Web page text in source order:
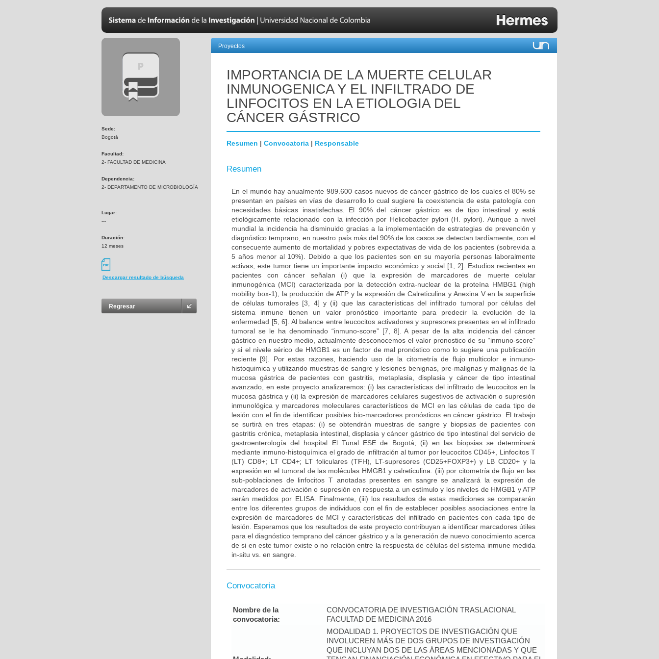
Sede:
Bogotá
Facultad:
2- FACULTAD DE MEDICINA
Dependencia:
2- DEPARTAMENTO DE MICROBIOLOGÍA
Lugar:
---
Duración:
12 meses
Descargar resultado de búsqueda
Regresar
Proyectos
IMPORTANCIA DE LA MUERTE CELULAR
INMUNOGENICA Y EL INFILTRADO DE
LINFOCITOS EN LA ETIOLOGIA DEL
CÁNCER GÁSTRICO
Resumen | Convocatoria | Responsable
Resumen
En el mundo hay anualmente 989.600 casos nuevos de cáncer gástrico de los cuales el 80% se
presentan en países en vías de desarrollo lo cual sugiere la coexistencia de esta patología con
necesidades básicas insatisfechas. El 90% del cáncer gástrico es de tipo intestinal y está
etiológicamente relacionado con la infección por Helicobacter pylori (H. pylori). Aunque a nivel
mundial la incidencia ha disminuido gracias a la implementación de estrategias de prevención y
diagnóstico temprano, en nuestro país más del 90% de los casos se detectan tardíamente, con el
consecuente aumento de mortalidad y pobres expectativas de vida de los pacientes (sobrevida a
5 años menor al 10%). Debido a que los pacientes son en su mayoría personas laboralmente
activas, este tumor tiene un importante impacto económico y social [1, 2]. Estudios recientes en
pacientes con cáncer señalan (i) que la expresión de marcadores de muerte celular
inmunogénica (MCI) caracterizada por la detección extra-nuclear de la proteína HMBG1 (high
mobility box-1), la producción de ATP y la expresión de Calreticulina y Anexina V en la superficie
de células tumorales [3, 4] y (ii) que las características del infiltrado tumoral por células del
sistema inmune tienen un valor pronóstico importante para predecir la evolución de la
enfermedad [5, 6]. Al balance entre leucocitos activadores y supresores presentes en el infiltrado
tumoral se le ha denominado “inmuno-score” [7, 8]. A pesar de la alta incidencia del cáncer
gástrico en nuestro medio, actualmente desconocemos el valor pronostico de su “inmuno-score”
y si el nivele sérico de HMGB1 es un factor de mal pronóstico como lo sugiere una publicación
reciente [9]. Por estas razones, haciendo uso de la citometría de flujo multicolor e inmuno-
histoquimica y utilizando muestras de sangre y lesiones benignas, pre-malignas y malignas de la
mucosa gástrica de pacientes con gastritis, metaplasia, displasia y cáncer de tipo intestinal
avanzado, en este proyecto analizaremos: (i) las características del infiltrado de leucocitos en la
mucosa gástrica y (ii) la expresión de marcadores celulares sugestivos de activación o supresión
inmunológica y marcadores moleculares característicos de MCI en las células de cada tipo de
lesión con el fin de identificar posibles bio-marcadores pronósticos en cáncer gástrico. El trabajo
se surtirá en tres etapas: (i) se obtendrán muestras de sangre y biopsias de pacientes con
gastritis crónica, metaplasia intestinal, displasia y cáncer gástrico de tipo intestinal del servicio de
gastroenterología del hospital El Tunal ESE de Bogotá; (ii) en las biopsias se determinará
mediante inmuno-histoquímica el grado de infiltración al tumor por leucocitos CD45+, Linfocitos T
(LT) CD8+; LT CD4+; LT foliculares (TFH), LT-supresores (CD25+FOXP3+) y LB CD20+ y la
expresión en el tumoral de las moléculas HMGB1 y calreticulina. (iii) por citometría de flujo en las
sub-poblaciones de linfocitos T anotadas presentes en sangre se analizará la expresión de
marcadores de activación o supresión en respuesta a un estímulo y los niveles de HMGB1 y ATP
serán medidos por ELISA. Finalmente, (iii) los resultados de estas mediciones se compararán
entre los diferentes grupos de individuos con el fin de establecer posibles asociaciones entre la
expresión de marcadores de MCI y características del infiltrado en pacientes con cada tipo de
lesión. Esperamos que los resultados de este proyecto contribuyan a identificar marcadores útiles
para el diagnóstico temprano del cáncer gástrico y a la generación de nuevo conocimiento acerca
de si en este tumor existe o no relación entre la respuesta de células del sistema inmune medida
in-situ vs. en sangre.
Convocatoria
Nombre de la
convocatoria:
CONVOCATORIA DE INVESTIGACIÓN TRASLACIONAL
FACULTAD DE MEDICINA 2016
MODALIDAD 1. PROYECTOS DE INVESTIGACIÓN QUE
INVOLUCREN MÁS DE DOS GRUPOS DE INVESTIGACIÓN
QUE INCLUYAN DOS DE LAS ÁREAS MENCIONADAS Y QUE